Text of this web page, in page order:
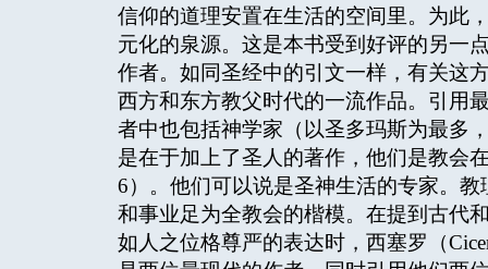
信仰的道理安置在生活的空间里。为此
元化的泉源。这是本书受到好评的另一
作者。如同圣经中的引文一样，有关这
西方和东方教父时代的一流作品。引用
者中也包括神学家（以圣多玛斯为最多
是在于加上了圣人的著作，他们是教会
6）。他们可以说是圣神生活的专家。
和事业足为全教会的楷模。在提到古代
如人之位格尊严的表达时，西塞罗（